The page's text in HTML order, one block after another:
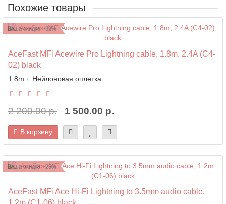
Похожие товары
Ваша скидка: -32%
AceFast MFi Acewire Pro Lightning cable, 1.8m, 2.4A (C4-
02) black
1.8m Нейлоновая оплетка
2 200.00 р. 1 500.00 р.
В корзину
Ваша скидка: -25%
AceFast MFi Ace Hi-Fi Lightning to 3.5mm audio cable,